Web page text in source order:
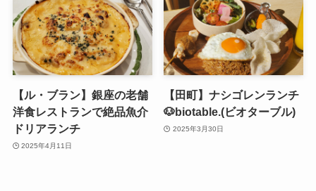
【ル・ブラン】銀座の老舗
洋食レストランで絶品魚介
ドリアランチ
2025年4月11日
【田町】ナシゴレンランチ
🐶biotable.(ビオターブル)
2025年3月30日